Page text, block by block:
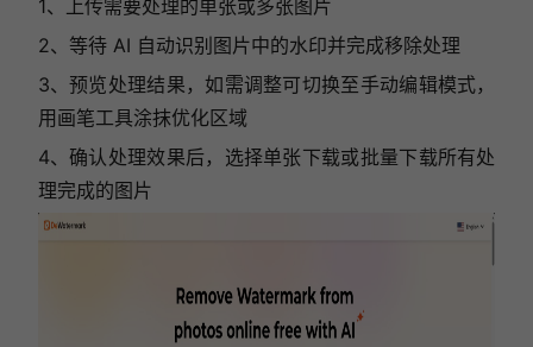
1、上传需要处理的单张或多张图片
2、等待 AI 自动识别图片中的水印并完成移除处理
3、预览处理结果，如需调整可切换至手动编辑模式，
用画笔工具涂抹优化区域
4、确认处理效果后，选择单张下载或批量下载所有处
理完成的图片